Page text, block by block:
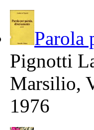
Parola
Pignotti
Marsilio,
1976